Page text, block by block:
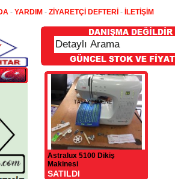
- YARDIM - ZİYARETÇİ DEFTERİ - İLETİŞİM
Astralux 5100 Dikiş
Makinesi
SATILDI